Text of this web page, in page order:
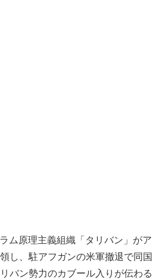
ム原理主義組織「タリバン」がア
し、駐アフガンの米軍撤退で同国
バン勢力のカブール入りが伝わる